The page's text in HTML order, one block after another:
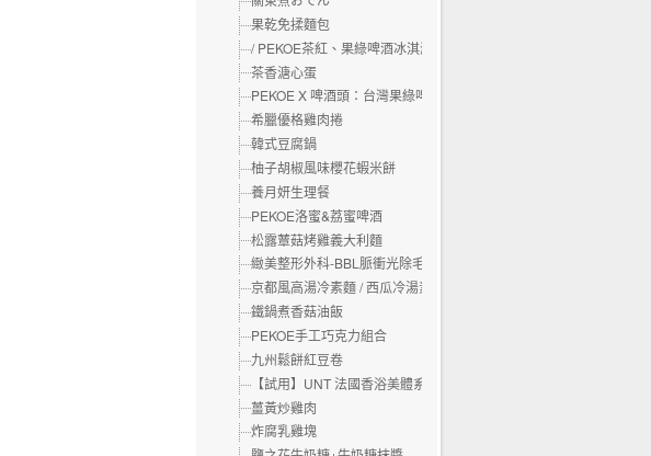
果乾免揉麵包
/ PEKOE茶紅、果綠啤酒冰淇淋 /
茶香溏心蛋
PEKOE X 啤酒頭：台灣果綠啤酒｜茶紅啤酒
希臘優格雞肉捲
韓式豆腐鍋
柚子胡椒風味櫻花蝦米餅
養月妍生理餐
PEKOE洛蜜&荔蜜啤酒
松露蕈菇烤雞義大利麵
緻美整形外科-BBL脈衝光除毛
京都風高湯冷素麵 / 西瓜冷湯素麵
鐵鍋煮香菇油飯
PEKOE手工巧克力組合
九州鬆餅紅豆卷
【試用】UNT 法國香浴美體系列
薑黃炒雞肉
炸腐乳雞塊